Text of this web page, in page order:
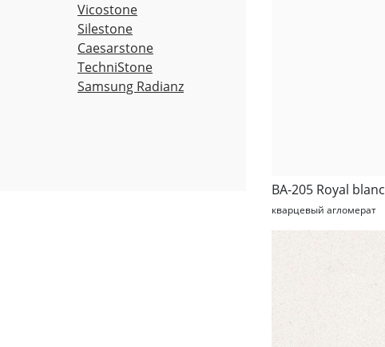
Vicostone
Silestone
Caesarstone
TechniStone
Samsung Radianz
BA-205 Royal blanc
кварцевый агломерат